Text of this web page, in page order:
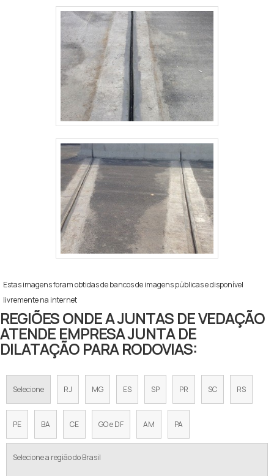
Estas imagens foram obtidas de bancos de imagens públicas e disponível
livremente na internet
REGIÕES ONDE A JUNTAS DE VEDAÇÃO
ATENDE EMPRESA JUNTA DE
DILATAÇÃO PARA RODOVIAS:
Selecione RJ MG ES SP PR SC RS
PE BA CE GO e DF AM PA
Selecione a região do Brasil